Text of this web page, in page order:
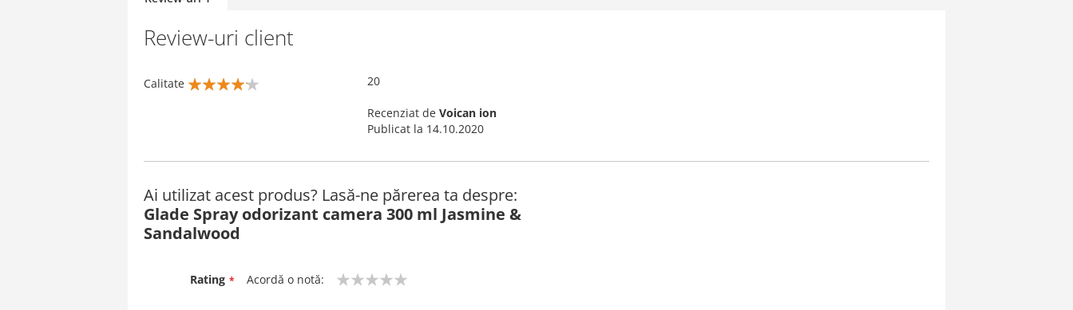
gallery
Review-uri client
Calitate
20
Recenziat de Voican ion
Publicat la 14.10.2020
Ai utilizat acest produs? Lasă-ne părerea ta despre:
Glade Spray odorizant camera 300 ml Jasmine &
Sandalwood
Rating
Acordă o notă: